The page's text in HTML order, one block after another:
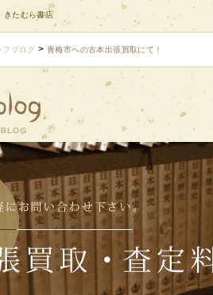
きたむら書店
フブログ >青梅市への古本出張買取にて！